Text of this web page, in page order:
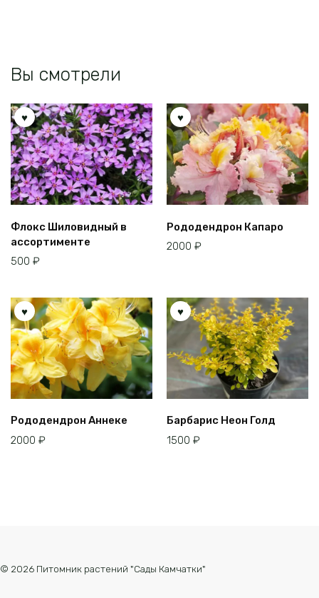
Вы смотрели
Флокс Шиловидный в
ассортименте
500 ₽
Рододендрон Капаро
2000 ₽
Рододендрон Аннеке
2000 ₽
Барбарис Неон Голд
1500 ₽
© 2026 Питомник растений "Сады Камчатки"